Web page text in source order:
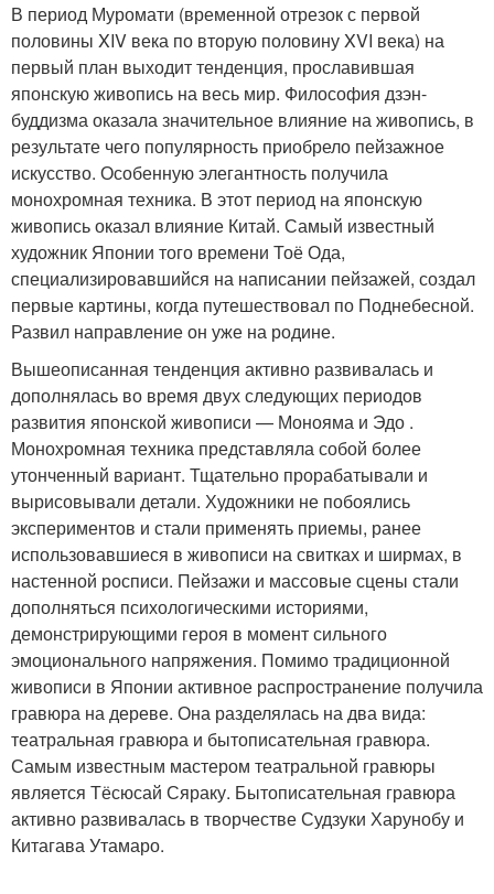
В период Муромати (временной отрезок с первой
половины XIV века по вторую половину XVI века) на
первый план выходит тенденция, прославившая
японскую живопись на весь мир. Философия дзэн-
буддизма оказала значительное влияние на живопись, в
результате чего популярность приобрело пейзажное
искусство. Особенную элегантность получила
монохромная техника. В этот период на японскую
живопись оказал влияние Китай. Самый известный
художник Японии того времени Тоё Ода,
специализировавшийся на написании пейзажей, создал
первые картины, когда путешествовал по Поднебесной.
Развил направление он уже на родине.
Вышеописанная тенденция активно развивалась и
дополнялась во время двух следующих периодов
развития японской живописи — Монояма и Эдо .
Монохромная техника представляла собой более
утонченный вариант. Тщательно прорабатывали и
вырисовывали детали. Художники не побоялись
экспериментов и стали применять приемы, ранее
использовавшиеся в живописи на свитках и ширмах, в
настенной росписи. Пейзажи и массовые сцены стали
дополняться психологическими историями,
демонстрирующими героя в момент сильного
эмоционального напряжения. Помимо традиционной
живописи в Японии активное распространение получила
гравюра на дереве. Она разделялась на два вида:
театральная гравюра и бытописательная гравюра.
Самым известным мастером театральной гравюры
является Тёсюсай Сяраку. Бытописательная гравюра
активно развивалась в творчестве Судзуки Харунобу и
Китагава Утамаро.